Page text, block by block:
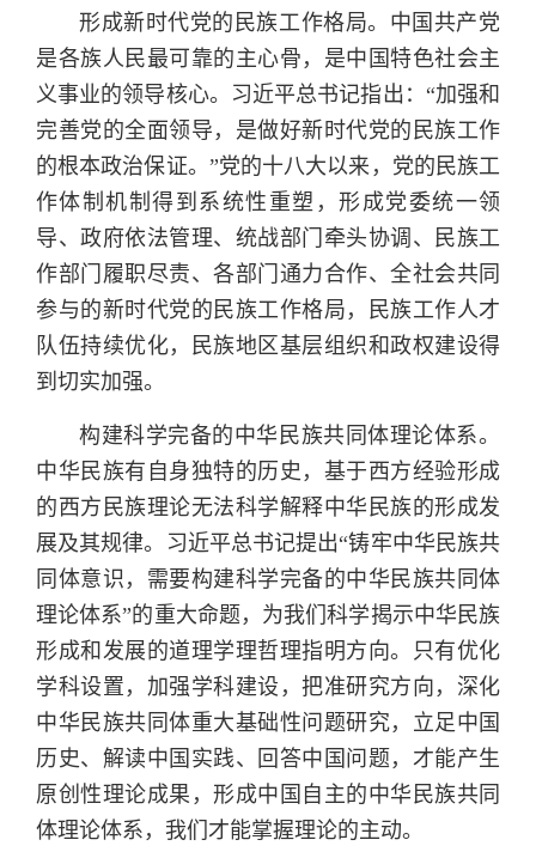
形成新时代党的民族工作格局。中国共产党
是各族人民最可靠的主心骨，是中国特色社会主
义事业的领导核心。习近平总书记指出：“加强和
完善党的全面领导，是做好新时代党的民族工作
的根本政治保证。”党的十八大以来，党的民族工
作体制机制得到系统性重塑，形成党委统一领
导、政府依法管理、统战部门牵头协调、民族工
作部门履职尽责、各部门通力合作、全社会共同
参与的新时代党的民族工作格局，民族工作人才
队伍持续优化，民族地区基层组织和政权建设得
到切实加强。
构建科学完备的中华民族共同体理论体系。
中华民族有自身独特的历史，基于西方经验形成
的西方民族理论无法科学解释中华民族的形成发
展及其规律。习近平总书记提出“铸牢中华民族共
同体意识，需要构建科学完备的中华民族共同体
理论体系”的重大命题，为我们科学揭示中华民族
形成和发展的道理学理哲理指明方向。只有优化
学科设置，加强学科建设，把准研究方向，深化
中华民族共同体重大基础性问题研究，立足中国
历史、解读中国实践、回答中国问题，才能产生
原创性理论成果，形成中国自主的中华民族共同
体理论体系，我们才能掌握理论的主动。